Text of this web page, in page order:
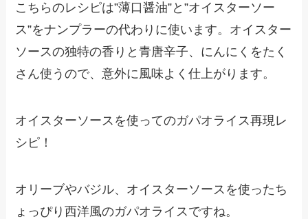
こちらのレシピは”薄口醤油”と”オイスターソー
ス”をナンプラーの代わりに使います。オイスター
ソースの独特の香りと青唐辛子、にんにくをたく
さん使うので、意外に風味よく仕上がります。
オイスターソースを使ってのガパオライス再現レ
シピ！
オリーブやバジル、オイスターソースを使ったち
ょっぴり西洋風のガパオライスですね。